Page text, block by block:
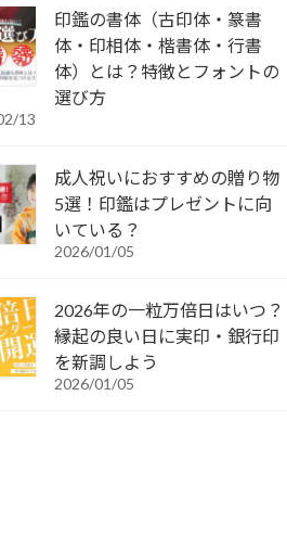
印鑑の書体（古印体・篆書
体・印相体・楷書体・行書
体）とは？特徴とフォントの
選び方
13
成人祝いにおすすめの贈り物
5選！印鑑はプレゼントに向
いている？
2026/01/05
2026年の一粒万倍日はいつ？
縁起の良い日に実印・銀行印
を新調しよう
2026/01/05